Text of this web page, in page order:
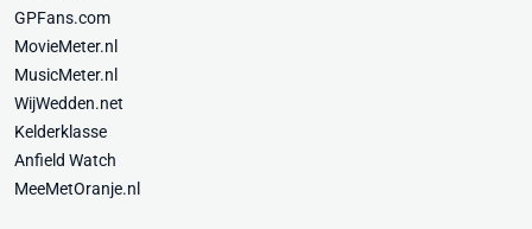
GPFans.com
MovieMeter.nl
MusicMeter.nl
WijWedden.net
Kelderklasse
Anfield Watch
MeeMetOranje.nl